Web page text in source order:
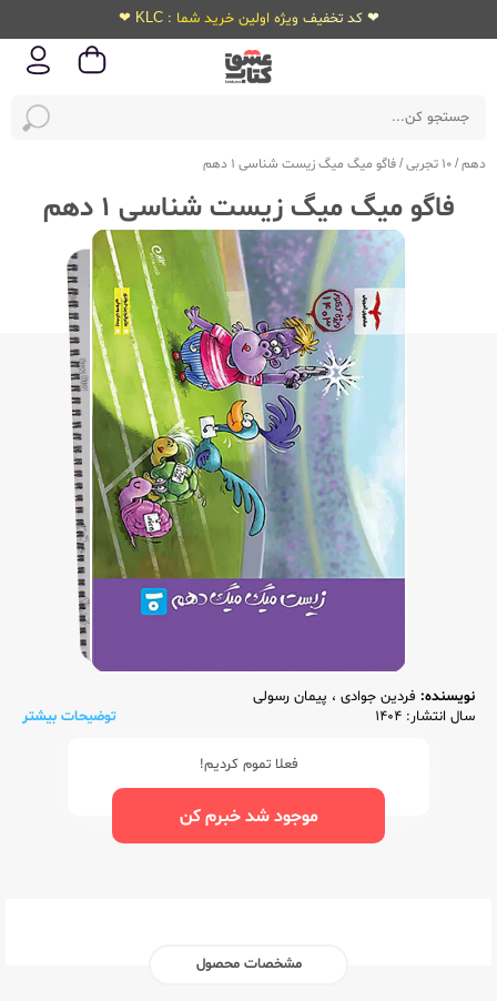
❤ کد تخفیف ویژه اولین خرید شما : KLC ❤
دهم/10 تجربی /فاگو میگ میگ زیست شناسی 1 دهم
فاگو میگ میگ زیست شناسی 1 دهم
نویسنده: فردین جوادی ، پیمان رسولی
سال انتشار: 1404
توضیحات بیشتر
فعلا تموم کردیم!
موجود شد خبرم کن
مشخصات محصول